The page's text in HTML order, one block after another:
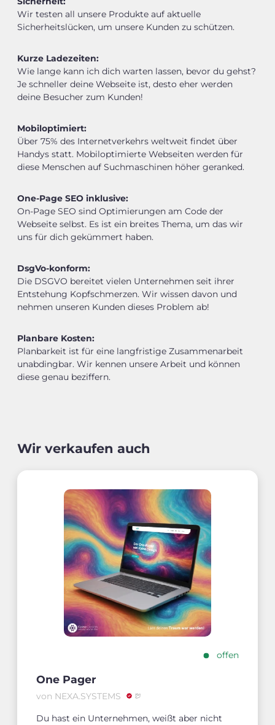
Wir testen all unsere Produkte auf aktuelle
Sicherheitslücken, um unsere Kunden zu schützen.
Kurze Ladezeiten:
Wie lange kann ich dich warten lassen, bevor du gehst?
Je schneller deine Webseite ist, desto eher werden
deine Besucher zum Kunden!
Mobiloptimiert:
Über 75% des Internetverkehrs weltweit findet über
Handys statt. Mobiloptimierte Webseiten werden für
diese Menschen auf Suchmaschinen höher geranked.
One-Page SEO inklusive:
On-Page SEO sind Optimierungen am Code der
Webseite selbst. Es ist ein breites Thema, um das wir
uns für dich gekümmert haben.
DsgVo-konform:
Die DSGVO bereitet vielen Unternehmen seit ihrer
Entstehung Kopfschmerzen. Wir wissen davon und
nehmen unseren Kunden dieses Problem ab!
Planbare Kosten:
Planbarkeit ist für eine langfristige Zusammenarbeit
unabdingbar. Wir kennen unsere Arbeit und können
diese genau beziffern.
Wir verkaufen auch
offen
One Pager
von NEXA.SYSTEMS
Du hast ein Unternehmen, weißt aber nicht